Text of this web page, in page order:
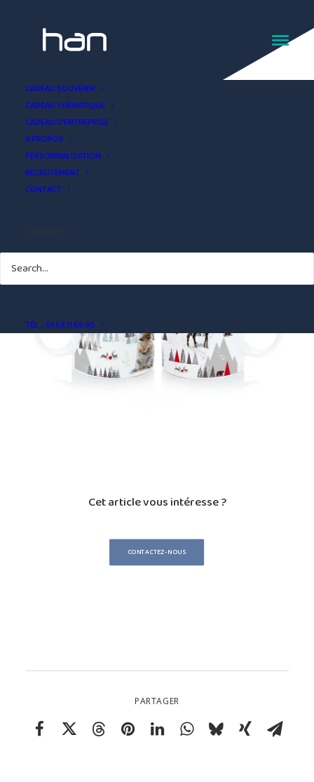
CADEAU SOUVENIR
CADEAU THÉMATIQUE
CADEAU D’ENTREPRISE
A PROPOS
PERSONNALISATION
RECRUTEMENT
CONTACT
TÉL. : 01 69 11 66 90
Cadeau souvenir Mug
montagne
Cet article vous intéresse ?
CONTACTEZ-NOUS
PARTAGER